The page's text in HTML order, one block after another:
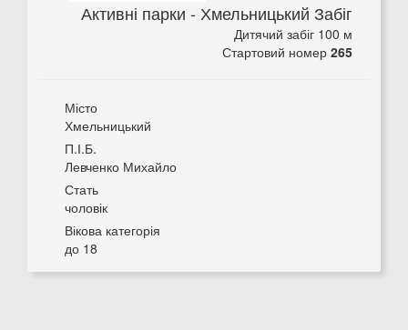
Активні парки - Хмельницький Забіг
Дитячий забіг 100 м
Стартовий номер 265
Місто
Хмельницький
П.І.Б.
Левченко Михайло
Стать
чоловік
Вікова категорія
до 18